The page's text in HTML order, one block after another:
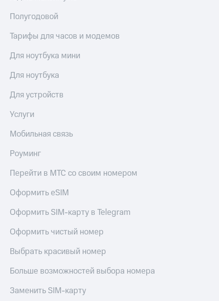
автоплатежа
Пополнить
другого
Оплата
интернета
Переводы
с
МТС Pay
Оплата
коду
Смартфоны
Наушники
колонки
Полугодовой
Тарифы для часов и модемов
Для ноутбука мини
Для ноутбука
Для устройств
Услуги
Мобильная связь
Роуминг
Перейти в МТС со своим номером
Оформить eSIM
Оформить SIM-карту в Telegram
Оформить чистый номер
Выбрать красивый номер
Больше возможностей выбора номера
Заменить SIM-карту